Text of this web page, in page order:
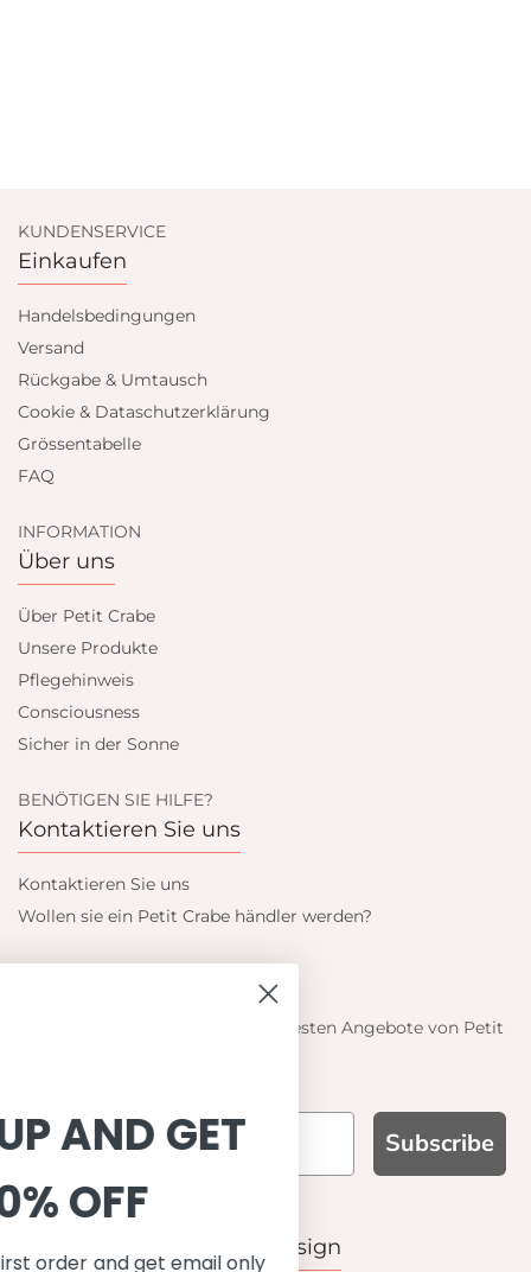
KUNDENSERVICE
Einkaufen
Handelsbedingungen
Versand
Rückgabe & Umtausch
Cookie & Dataschutzerklärung
Grössentabelle
FAQ
INFORMATION
Über uns
Über Petit Crabe
Unsere Produkte
Pflegehinweis
Consciousness
Sicher in der Sonne
BENÖTIGEN SIE HILFE?
Kontaktieren Sie uns
Kontaktieren Sie uns
Wollen sie ein Petit Crabe händler werden?
Informieren Sie sich über die neuesten Angebote von Petit
Subscribe
WARUM UNS WÄHLEN
Funktion, Qualität und Design
SIGN UP AND GET
Save on your first order and get email only